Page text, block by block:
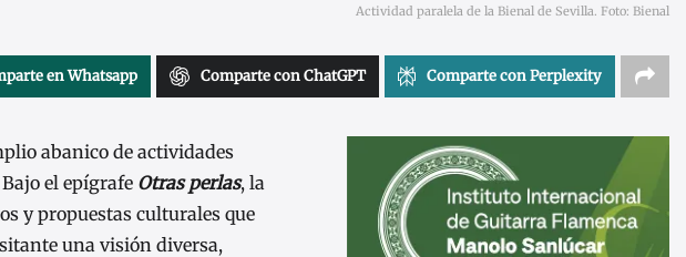
Actividad paralela de la Bienal de Sevilla. Foto: Bienal
en Whatsapp Comparte con ChatGPT Comparte con Perplexity
abanico de actividades
el epígrafe Otras perlas, la
y propuestas culturales que
una visión diversa,